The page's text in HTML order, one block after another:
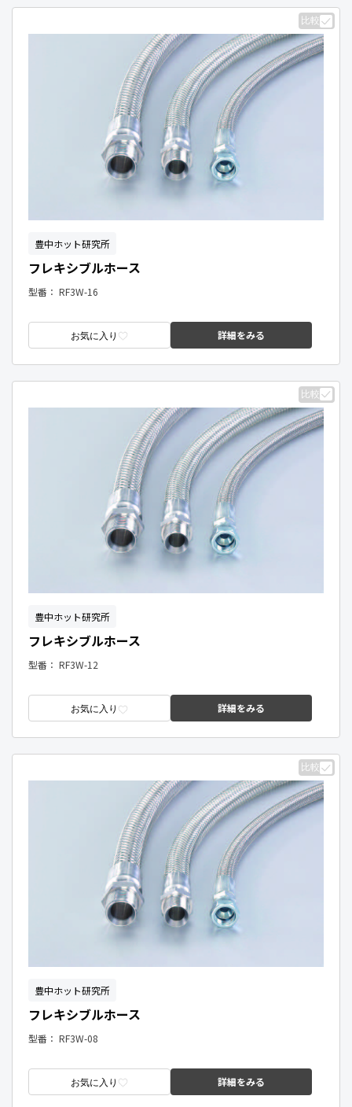
比較
豊中ホット研究所
フレキシブルホース
型番： RF3W-16
お気に入り 詳細をみる
比較
豊中ホット研究所
フレキシブルホース
型番： RF3W-12
お気に入り 詳細をみる
比較
豊中ホット研究所
フレキシブルホース
型番： RF3W-08
お気に入り 詳細をみる